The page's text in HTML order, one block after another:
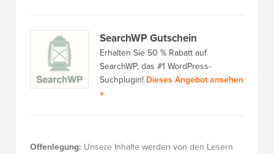
SearchWP Gutschein
Erhalten Sie 50 % Rabatt auf
SearchWP, das #1 WordPress-
Suchplugin! Dieses Angebot ansehen
»
Offenlegung: Unsere Inhalte werden von den Lesern